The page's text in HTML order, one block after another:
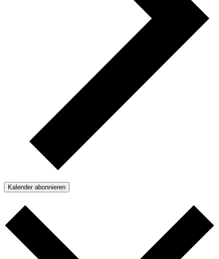
Kalender abonnieren